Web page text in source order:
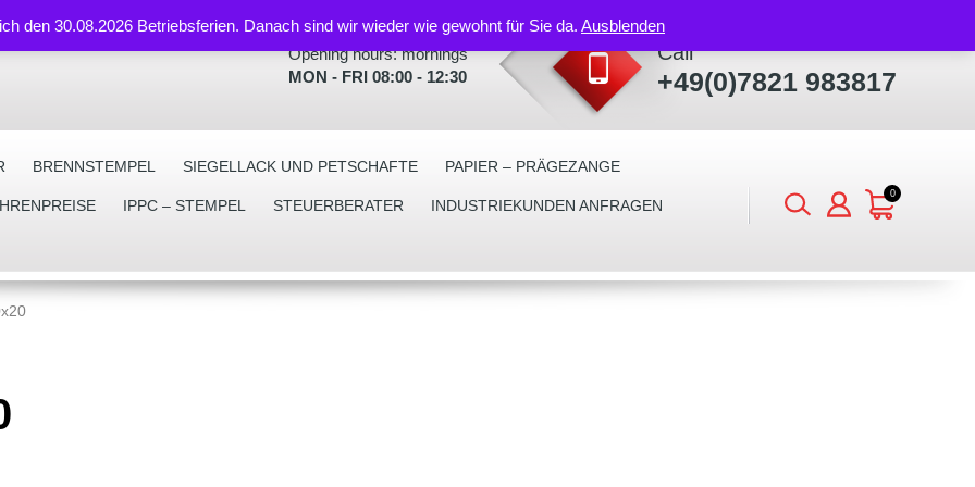
Opening hours: mornings
MON - FRI 08:00 - 12:30
Call
+49(0)7821 983817
BRENNSTEMPEL SIEGELLACK UND PETSCHAFTE PAPIER – PRÄGEZANGE
IPPC – STEMPEL STEUERBERATER INDUSTRIEKUNDEN ANFRAGEN
0
den 30.08.2026 Betriebsferien. Danach sind wir wieder wie gewohnt für Sie da. Ausblenden